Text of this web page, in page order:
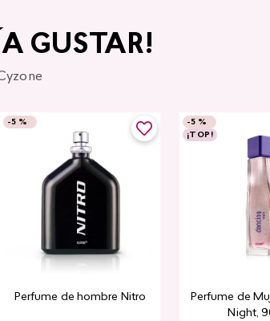
GUSTAR!
-5 %
Perfume de hombre Nitro
-5 %
¡TOP!
Perfume de
Night,